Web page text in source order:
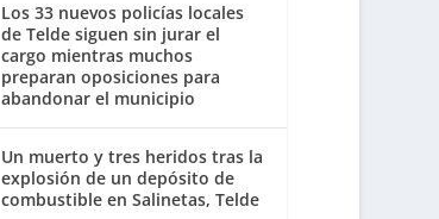
Los 33 nuevos policías locales
de Telde siguen sin jurar el
cargo mientras muchos
preparan oposiciones para
abandonar el municipio
Un muerto y tres heridos tras la
explosión de un depósito de
combustible en Salinetas, Telde